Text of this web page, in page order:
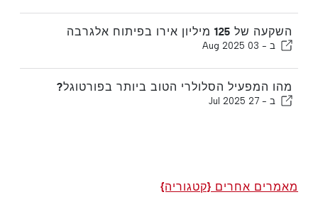
השקעה של 125 מיליון אירו בפיתוח אלגרבה
ב - 03 Aug 2025
מהו המפעיל הסלולרי הטוב ביותר בפורטוגל?
ב - 27 Jul 2025
מאמרים אחרים {קטגוריה}